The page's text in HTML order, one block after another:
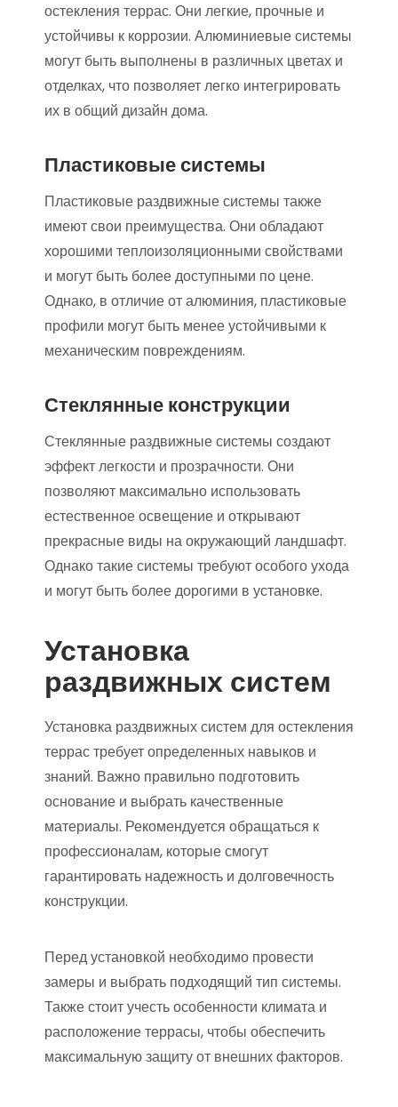
остекления террас. Они легкие, прочные и
устойчивы к коррозии. Алюминиевые системы
могут быть выполнены в различных цветах и
отделках, что позволяет легко интегрировать
их в общий дизайн дома.
Пластиковые системы
Пластиковые раздвижные системы также
имеют свои преимущества. Они обладают
хорошими теплоизоляционными свойствами
и могут быть более доступными по цене.
Однако, в отличие от алюминия, пластиковые
профили могут быть менее устойчивыми к
механическим повреждениям.
Стеклянные конструкции
Стеклянные раздвижные системы создают
эффект легкости и прозрачности. Они
позволяют максимально использовать
естественное освещение и открывают
прекрасные виды на окружающий ландшафт.
Однако такие системы требуют особого ухода
и могут быть более дорогими в установке.
Установка
раздвижных систем
Установка раздвижных систем для остекления
террас требует определенных навыков и
знаний. Важно правильно подготовить
основание и выбрать качественные
материалы. Рекомендуется обращаться к
профессионалам, которые смогут
гарантировать надежность и долговечность
конструкции.
Перед установкой необходимо провести
замеры и выбрать подходящий тип системы.
Также стоит учесть особенности климата и
расположение террасы, чтобы обеспечить
максимальную защиту от внешних факторов.